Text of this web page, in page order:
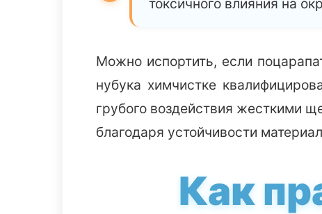
токсичного влияния на
Можно испортить, если
нубука химчистке
грубого воздействия жесткими
благодаря устойчивости
Как